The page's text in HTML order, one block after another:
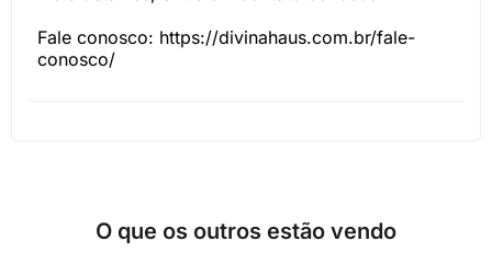
Fale conosco: https://divinahaus.com.br/fale-
conosco/
O que os outros estão vendo